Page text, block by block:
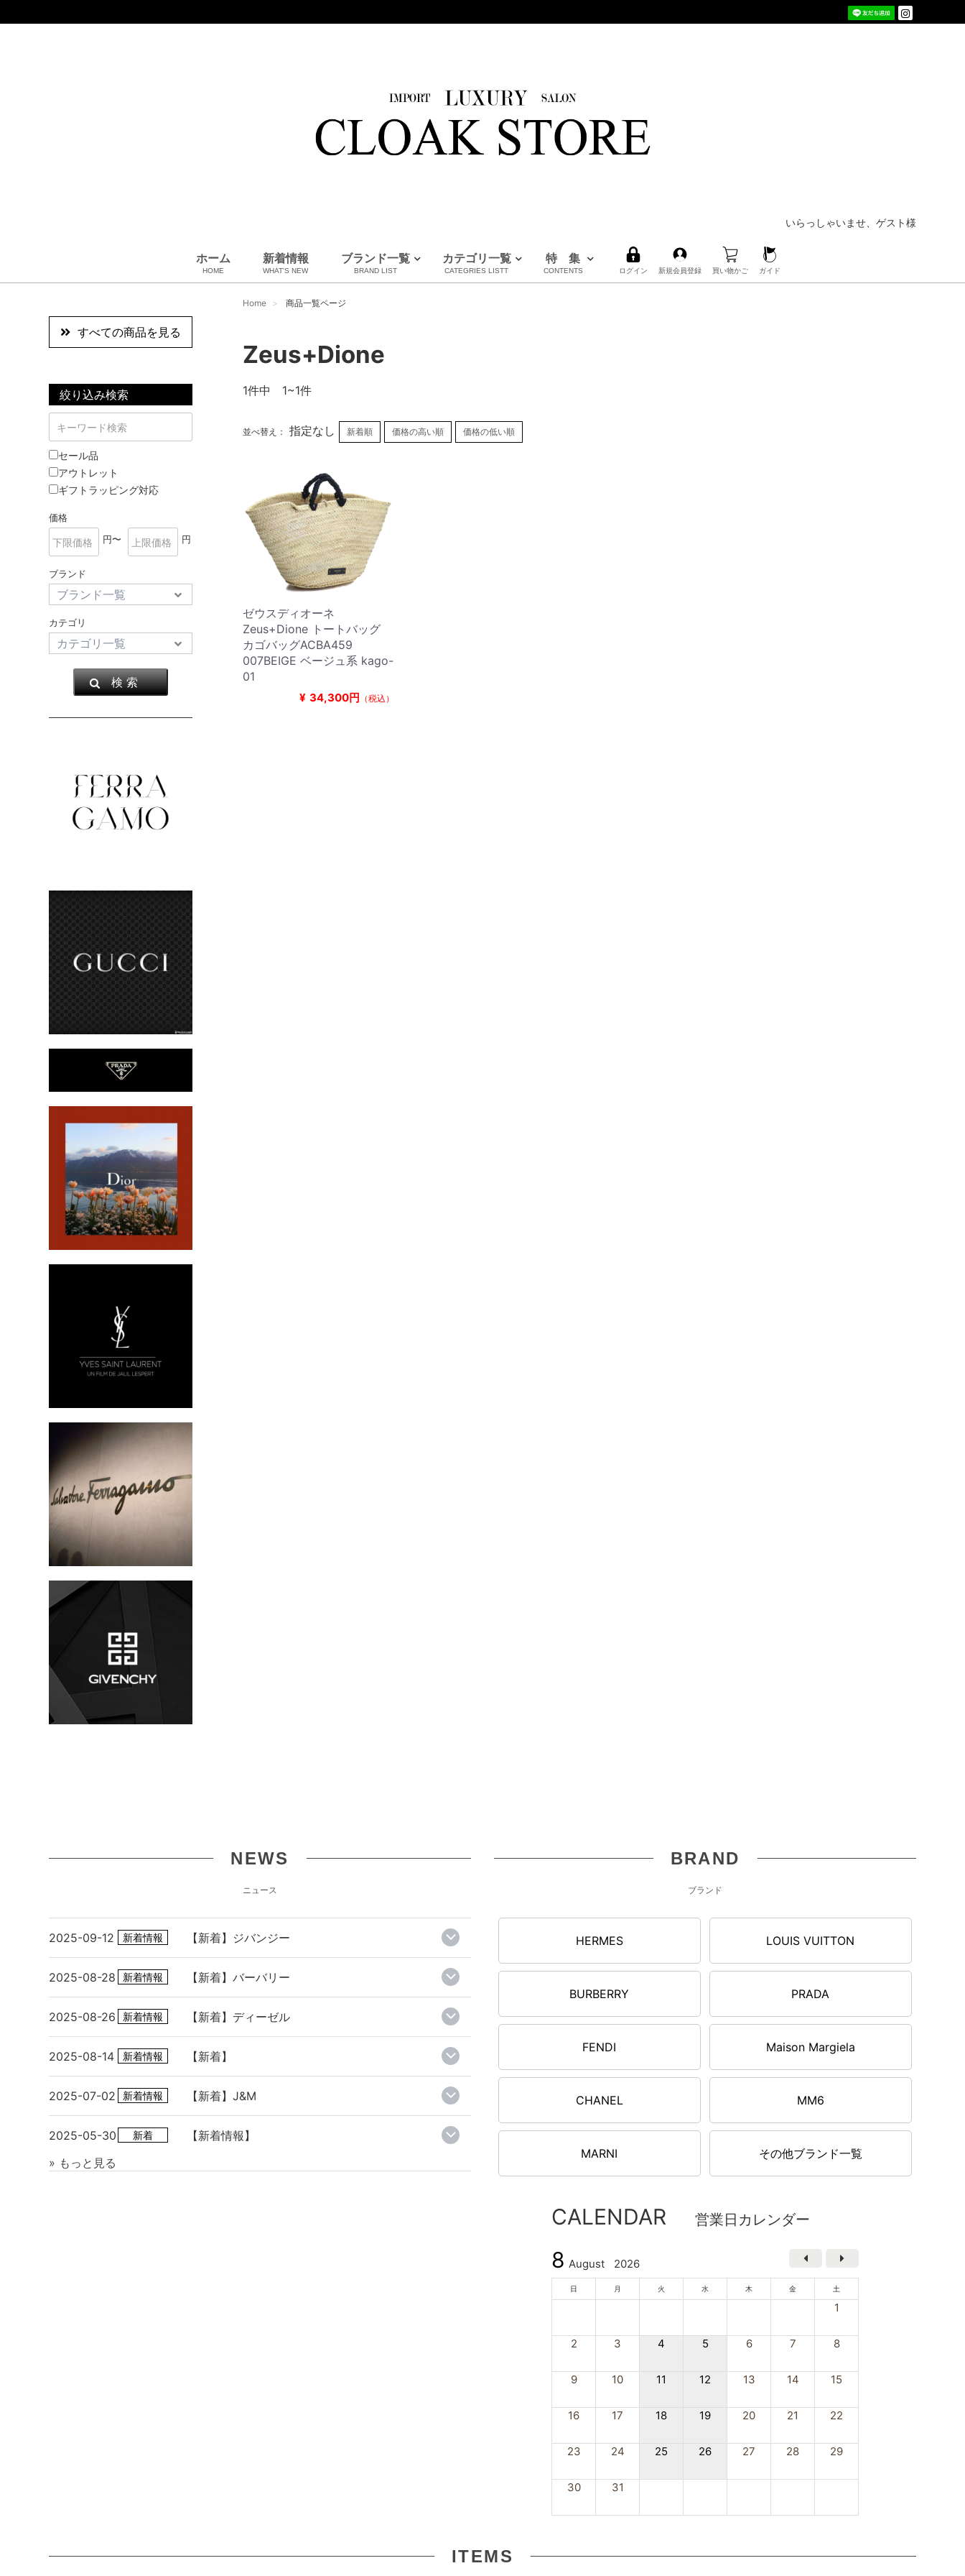
いらっしゃいませ、ゲスト様
ホーム
HOME
新着情報
WHAT'S NEW
ブランド一覧
BRAND LIST
エルメス
ルイヴィトン
バーバリー
プラダ
フェンディ
メゾンマルジェラ
シャネル
エムエムシックス
マルニ
全てのブランドを見る
カテゴリ一覧
CATEGRIES LISTT
コート、上着
雑貨・その他
バッグ＆ポーチ
アロマ＆フレグランス
特 集
CONTENTS ログイン 新規会員登録 買い物かご ガイド
Home 商品一覧ページ
すべての商品を見る
絞り込み検索
セール品
アウトレット
ギフトラッピング対応
価格
円〜
円
ブランド
カテゴリ
検 索
Zeus+Dione
1件中 1~1件
並べ替え： 指定なし 新着順 価格の高い順 価格の低い順
ゼウスディオーネ
Zeus+Dione トートバッグ
カゴバッグACBA459
007BEIGE ベージュ系 kago-
01
¥ 34,300円 （税込）
NEWS
ニュース
2025-09-12 新着情報 【新着】ジバンジー
2025-08-28 新着情報 【新着】バーバリー
2025-08-26 新着情報 【新着】ディーゼル
2025-08-14 新着情報 【新着】
2025-07-02 新着情報 【新着】J&M
2025-05-30 新着
【新着情報】
» もっと見る
BRAND
ブランド
HERMES LOUIS VUITTON
BURBERRY PRADA
FENDI Maison Margiela
CHANEL MM6
MARNI その他ブランド一覧
CALENDAR 営業日カレンダー
8 August 2026
日 月 火 水 木 金 土
1
2 3 4 5 6 7 8
9 10 11 12 13 14 15
16 17 18 19 20 21 22
23 24 25 26 27 28 29
30 31
ITEMS